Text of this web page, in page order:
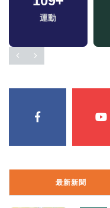
運動
最新新聞